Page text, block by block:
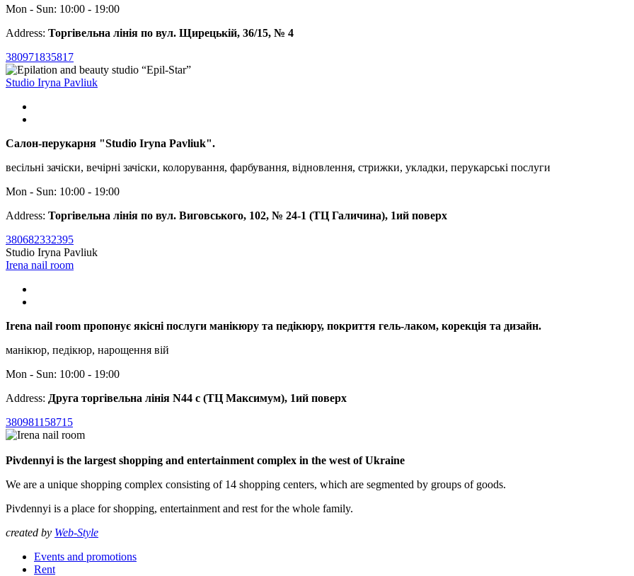
Mon - Sun: 10:00 - 19:00
Address: Торгівельна лінія по вул. Щирецькій, 36/15, № 4
380971835817
Studio Iryna Pavliuk
Салон-перукарня "Studio Iryna Pavliuk".
весільні зачіски, вечірні зачіски, колорування, фарбування, відновлення, стрижки, укладки, перукарські послуги
Mon - Sun: 10:00 - 19:00
Address: Торгівельна лінія по вул. Виговського, 102, № 24-1 (ТЦ Галичина), 1ий поверх
380682332395
Studio Iryna Pavliuk
Irena nail room
Irena nail room пропонує якісні послуги манікюру та педікюру, покриття гель-лаком, корекція та дизайн.
манікюр, педікюр, нарощення вій
Mon - Sun: 10:00 - 19:00
Address: Друга торгівельна лінія N44 c (ТЦ Максимум), 1ий поверх
380981158715
Pivdennyi is the largest shopping and entertainment complex in the west of Ukraine
We are a unique shopping complex consisting of 14 shopping centers, which are segmented by groups of goods.
Pivdennyi is a place for shopping, entertainment and rest for the whole family.
created by Web-Style
Events and promotions
Rent